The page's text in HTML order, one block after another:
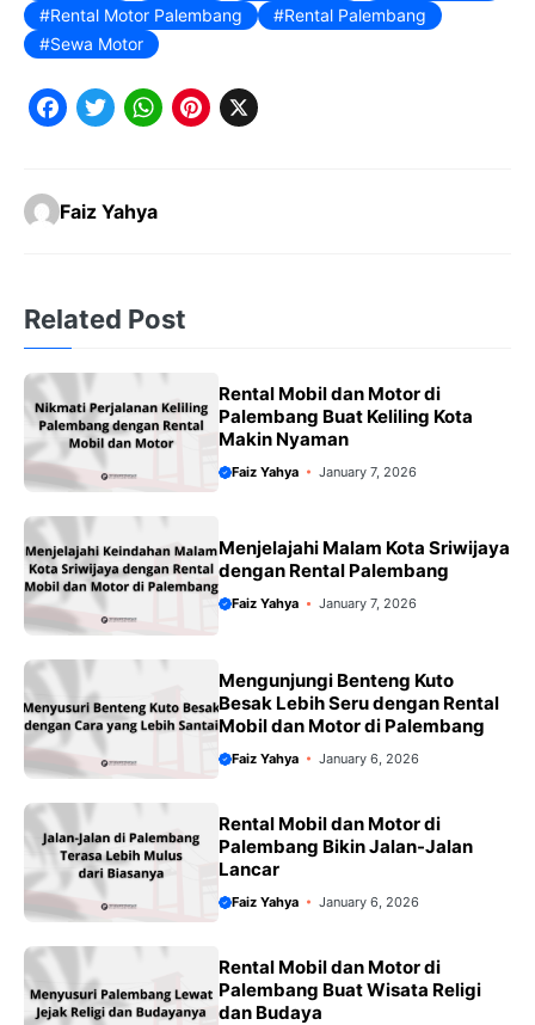
Rental Motor Palembang
Rental Palembang
Sewa Motor
F
c
e
o
o
k
T
t
r
W
t
A
p
p
P
r
e
t
X
Faiz Yahya
Related Post
Rental Mobil dan Motor di
Palembang Buat Keliling Kota
Makin Nyaman
Faiz Yahya January 7, 2026
Menjelajahi Malam Kota Sriwijaya
dengan Rental Palembang
Faiz Yahya January 7, 2026
Mengunjungi Benteng Kuto
Besak Lebih Seru dengan Rental
Mobil dan Motor di Palembang
Faiz Yahya January 6, 2026
Rental Mobil dan Motor di
Palembang Bikin Jalan-Jalan
Lancar
Faiz Yahya January 6, 2026
Rental Mobil dan Motor di
Palembang Buat Wisata Religi
dan Budaya